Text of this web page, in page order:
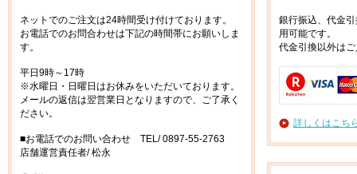
ネットでのご注文は24時間受け付けております。
お電話でのお問合わせは下記の時間帯にお願いしま
す。
平日9時～17時
※水曜日・日曜日はお休みをいただいております。
メールの返信は翌営業日となりますので、ご了承く
ださい。
■お電話でのお問い合わせ TEL/ 0897-55-2763
店舗運営責任者/ 松永
銀行振込、代金
用可能です。
代金引換以外は
詳しくはこち